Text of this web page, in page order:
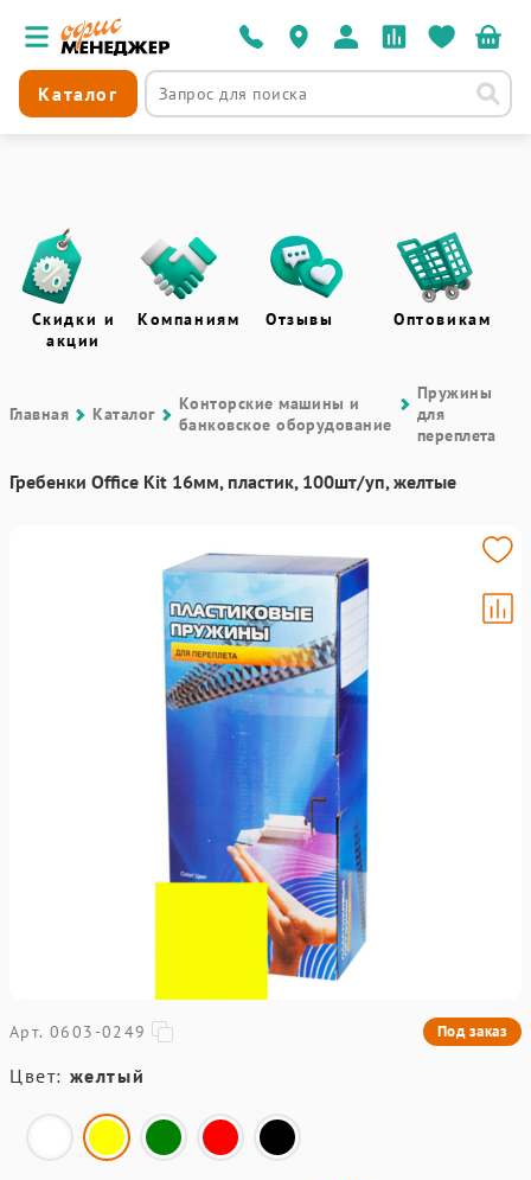
Каталог
Скидки и
акции
Компаниям Отзывы Оптовикам
Главная Каталог
Контоpские машины и
банковское оборудование
Пружины
для
переплета
Гребенки Office Kit 16мм, пластик, 100шт/уп, желтые
Арт. 0603-0249 Под заказ
Цвет: желтый